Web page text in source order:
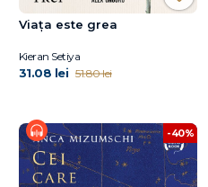
Viața este grea
Kieran Setiya
31.08 lei 51.80 lei
-40%